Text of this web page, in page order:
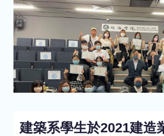
建築系學生於2021建造